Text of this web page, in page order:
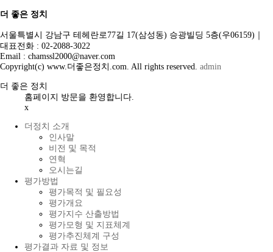
더 좋은 정치
서울특별시 강남구 테헤란로77길 17(삼성동) 승광빌딩 5층(우06159)｜
대표전화 : 02-2088-3022
Email : chamssl2000@naver.com
Copyright(c) www.더좋은정치.com. All rights reserved. admin
더 좋은 정치
홈페이지 방문을 환영합니다.
x
더정치 소개
인사말
비전 및 목적
연혁
오시는길
평가방법
평가목적 및 필요성
평가개요
평가지수 산출방법
평가모형 및 지표체계
평가추진체계 구성
평가결과 자료 및 정보